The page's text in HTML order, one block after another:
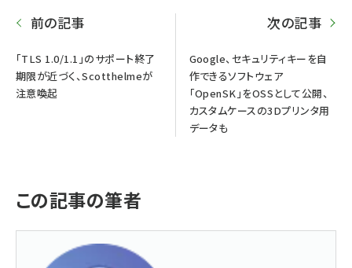
前の記事
「TLS 1.0/1.1」のサポート終了
期限が近づく、Scotthelmeが
注意喚起
次の記事
Google、セキュリティキーを自
作できるソフトウェア
「OpenSK」をOSSとして公開、
カスタムケースの3Dプリンタ用
データも
この記事の筆者